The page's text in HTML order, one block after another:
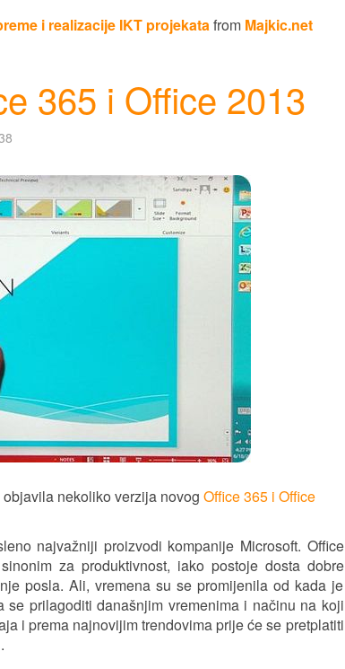
i realizacije IKT projekatafrom Majkic.net
365 i Office 2013
nekoliko verzija novog Office 365 i Office
najvažniji proizvodi kompanije Microsoft. Office
za produktivnost, iako postoje dosta dobre
posla. Ali, vremena su se promijenila od kada je
prilagoditi današnjim vremenima i načinu na koji
i prema najnovijim trendovima prije će se pretplatiti